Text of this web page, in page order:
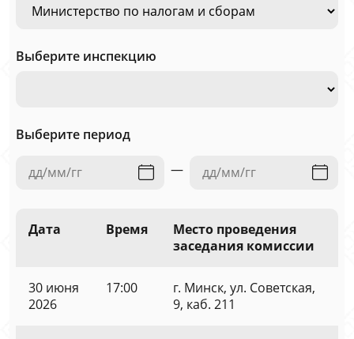
Выберите инспекцию
Выберите период
—
Дата Время
Место проведения
заседания комиссии
30 июня
2026
17:00
г. Минск, ул. Советская,
9, каб. 211